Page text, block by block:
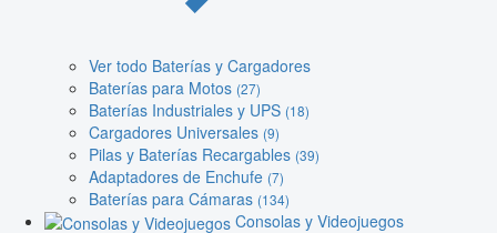
Ver todo Baterías y Cargadores
Baterías para Motos (27)
Baterías Industriales y UPS (18)
Cargadores Universales (9)
Pilas y Baterías Recargables (39)
Adaptadores de Enchufe (7)
Baterías para Cámaras (134)
Consolas y Videojuegos